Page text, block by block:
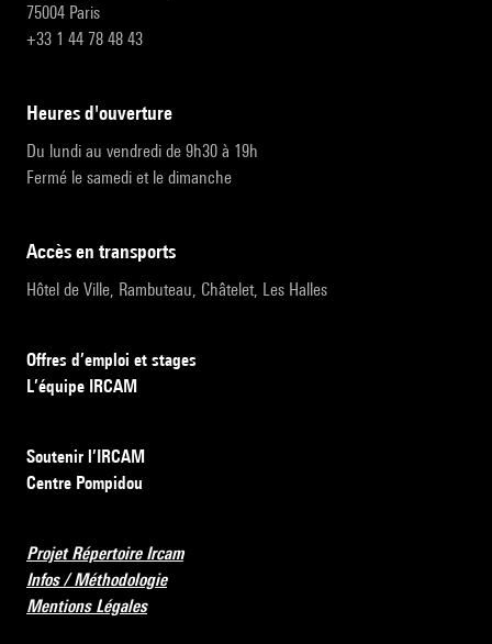
75004 Paris
+33 1 44 78 48 43
heures d'ouverture
Du lundi au vendredi de 9h30 à 19h
Fermé le samedi et le dimanche
accès en transports
Hôtel de Ville, Rambuteau, Châtelet, Les Halles
Offres d’emploi et stages
L’équipe IRCAM
Soutenir l’IRCAM
Centre Pompidou
Projet Répertoire Ircam
Infos / Méthodologie
Mentions Légales